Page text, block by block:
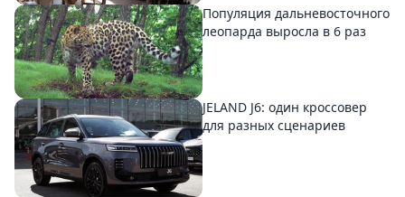
Популяция дальневосточного
леопарда выросла в 6 раз
JELAND J6: один кроссовер
для разных сценариев